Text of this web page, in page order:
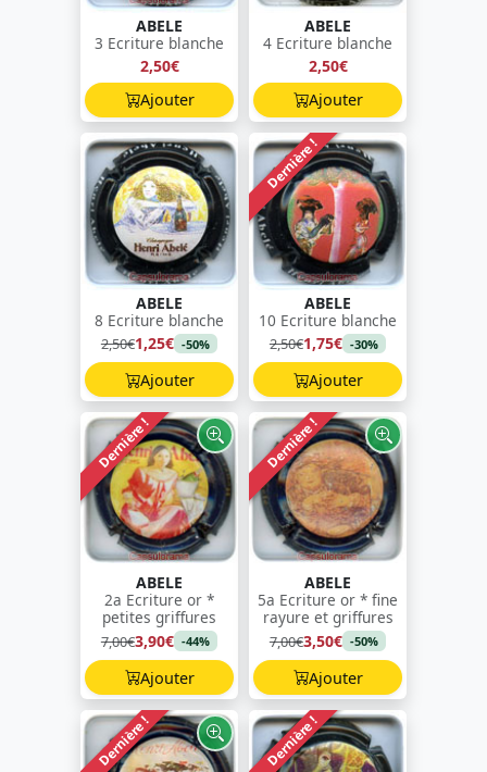
ABELE
3 Ecriture blanche
2,50€
Ajouter
ABELE
4 Ecriture blanche
2,50€
Ajouter
ABELE
8 Ecriture blanche
2,50€1,25€ -50%
Ajouter
Dernière !
ABELE
10 Ecriture blanche
2,50€1,75€ -30%
Ajouter
Dernière !
ABELE
2a Ecriture or *
petites griffures
7,00€3,90€ -44%
Ajouter
Dernière !
ABELE
5a Ecriture or * fine
rayure et griffures
7,00€3,50€ -50%
Ajouter
Dernière ! Dernière !